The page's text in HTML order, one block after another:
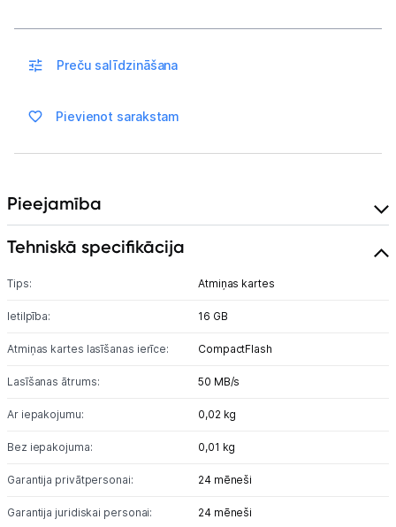
Brīvroku austiņas
Piederumi
Stacionārie un bezvadu telefoni
Sadzīves tehnika
Sports un atpūta
Ražotāju atjaunota tehnika
Vēlmju saraksts
Preču salīdzināšana
Pievienot sarakstam
Pieejamība
Tehniskā specifikācija
Tips: Atmiņas kartes
Ietilpība: 16 GB
Atmiņas kartes lasīšanas ierīce: CompactFlash
Lasīšanas ātrums: 50 MB/s
Ar iepakojumu: 0,02 kg
Bez iepakojuma: 0,01 kg
Garantija privātpersonai: 24 mēneši
Garantija juridiskai personai: 24 mēneši